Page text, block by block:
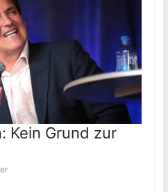
Kein Grund zur